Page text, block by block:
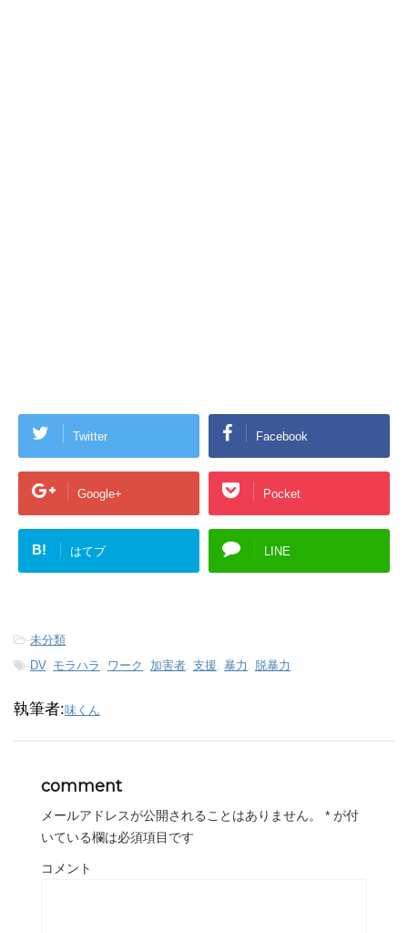
Twitter Facebook
Google+ Pocket
B! はてブ LINE
-未分類
-DV, モラハラ , ワーク , 加害者, 支援, 暴力 , 脱暴力
執筆者:味くん
comment
メールアドレスが公開されることはありません。 * が付
いている欄は必須項目です
コメント